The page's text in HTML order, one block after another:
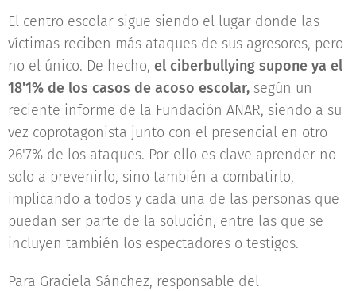
El centro escolar sigue siendo el lugar donde las
víctimas reciben más ataques de sus agresores, pero
no el único. De hecho, el ciberbullying supone ya el
18'1% de los casos de acoso escolar, según un
reciente informe de la Fundación ANAR, siendo a su
vez coprotagonista junto con el presencial en otro
26'7% de los ataques. Por ello es clave aprender no
solo a prevenirlo, sino también a combatirlo,
implicando a todos y cada una de las personas que
puedan ser parte de la solución, entre las que se
incluyen también los espectadores o testigos.
Para Graciela Sánchez, responsable del